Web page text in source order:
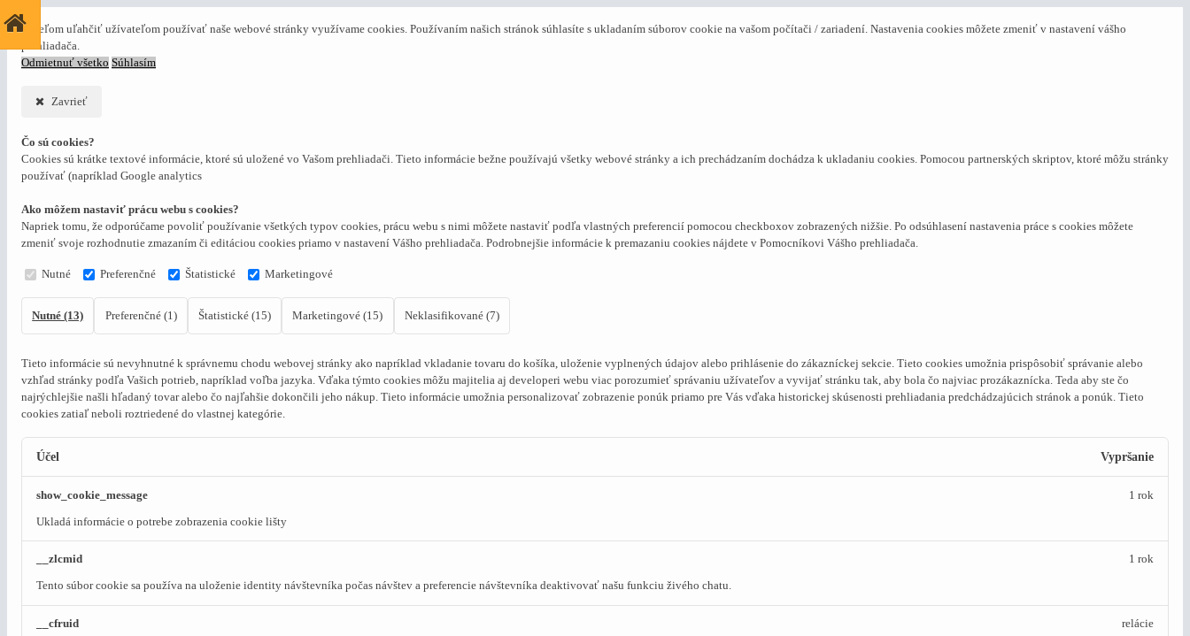
S cieľom uľahčiť užívateľom používať naše webové stránky využívame cookies. Používaním našich stránok súhlasíte s ukladaním súborov cookie na vašom počítači / zariadení. Nastavenia cookies môžete zmeniť v nastavení vášho
prehliadača.
Odmietnuť všetko Súhlasím
Zavrieť
Čo sú cookies?
Cookies sú krátke textové informácie, ktoré sú uložené vo Vašom prehliadači. Tieto informácie bežne používajú všetky webové stránky a ich prechádzaním dochádza k ukladaniu cookies. Pomocou partnerských skriptov, ktoré môžu stránky
používať (napríklad Google analytics
Ako môžem nastaviť prácu webu s cookies?
Napriek tomu, že odporúčame povoliť používanie všetkých typov cookies, prácu webu s nimi môžete nastaviť podľa vlastných preferencií pomocou checkboxov zobrazených nižšie. Po odsúhlasení nastavenia práce s cookies môžete
zmeniť svoje rozhodnutie zmazaním či editáciou cookies priamo v nastavení Vášho prehliadača. Podrobnejšie informácie k premazaniu cookies nájdete v Pomocníkovi Vášho prehliadača.
Nutné Preferenčné Štatistické Marketingové
Nutné (13) Preferenčné (1) Štatistické (15) Marketingové (15) Neklasifikované (7)
Tieto informácie sú nevyhnutné k správnemu chodu webovej stránky ako napríklad vkladanie tovaru do košíka, uloženie vyplnených údajov alebo prihlásenie do zákazníckej sekcie. Tieto cookies umožnia prispôsobiť správanie alebo
vzhľad stránky podľa Vašich potrieb, napríklad voľba jazyka. Vďaka týmto cookies môžu majitelia aj developeri webu viac porozumieť správaniu užívateľov a vyvijať stránku tak, aby bola čo najviac prozákaznícka. Teda aby ste čo
najrýchlejšie našli hľadaný tovar alebo čo najľahšie dokončili jeho nákup. Tieto informácie umožnia personalizovať zobrazenie ponúk priamo pre Vás vďaka historickej skúsenosti prehliadania predchádzajúcich stránok a ponúk. Tieto
cookies zatiaľ neboli roztriedené do vlastnej kategórie.
Účel Vypršanie
show_cookie_message
Ukladá informácie o potrebe zobrazenia cookie lišty
1 rok
__zlcmid
Tento súbor cookie sa používa na uloženie identity návštevníka počas návštev a preferencie návštevníka deaktivovať našu funkciu živého chatu.
1 rok
__cfruid relácie